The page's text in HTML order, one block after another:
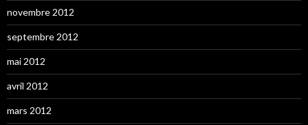
novembre 2012
septembre 2012
mai 2012
avril 2012
mars 2012